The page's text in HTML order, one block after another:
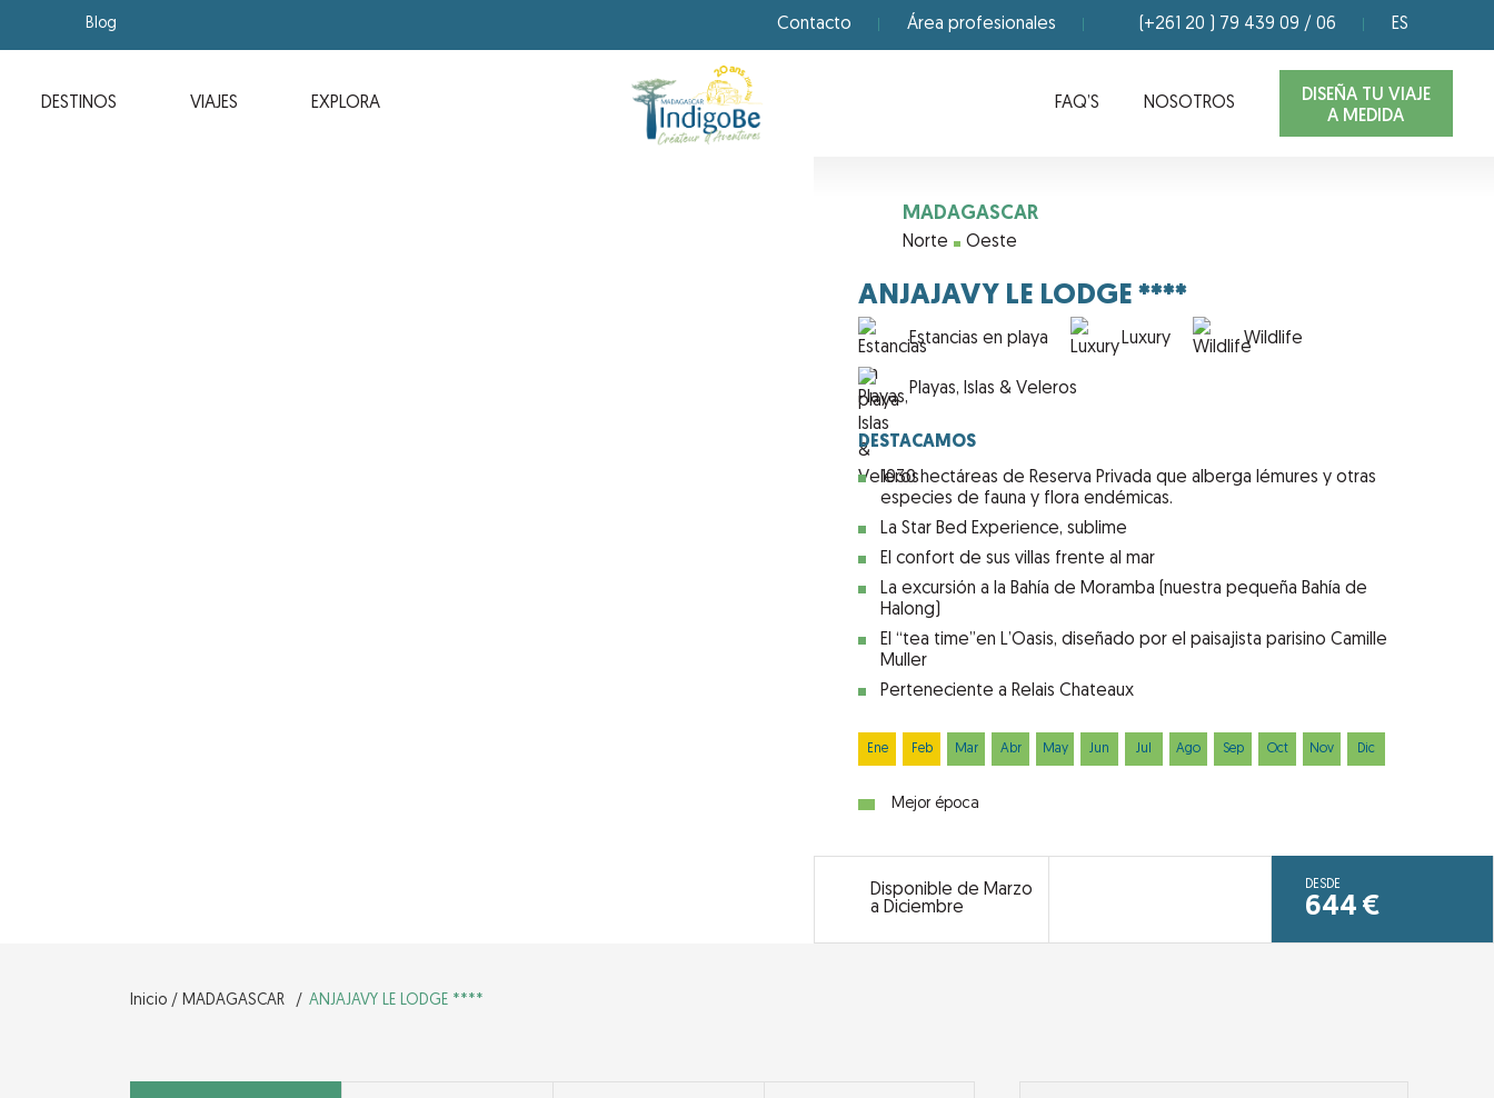
Blog Contacto Área profesionales (+261 20 ) 79 439 09 / 06 ES
DESTINOS VIAJES EXPLORA FAQ’S NOSOTROS
DISEÑA TU VIAJE
A MEDIDA
MADAGASCAR
Norte Oeste
ANJAJAVY LE LODGE ****
Estancias en playa Luxury Wildlife
Playas, Islas & Veleros
DESTACAMOS
1030 hectáreas de Reserva Privada que alberga lémures y otras
especies de fauna y flora endémicas.
La Star Bed Experience, sublime
El confort de sus villas frente al mar
La excursión a la Bahía de Moramba (nuestra pequeña Bahía de
Halong)
El “tea time”en L’Oasis, diseñado por el paisajista parisino Camille
Muller
Perteneciente a Relais Chateaux
Ene Feb Mar Abr May Jun Jul Ago Sep Oct Nov Dic
Mejor época
Disponible de Marzo
a Diciembre
DESDE
644 €
Inicio / MADAGASCAR ANJAJAVY LE LODGE ****